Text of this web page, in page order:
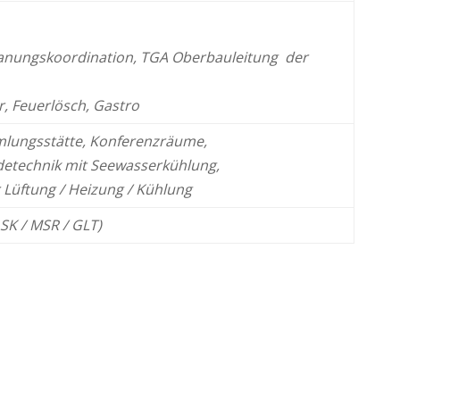
TGA Oberbauleitung der
Feuerlösch, Gastro
Konferenzräume,
mit Seewasserkühlung,
Lüftung /Heizung / Kühlung
/ MSR / GLT)